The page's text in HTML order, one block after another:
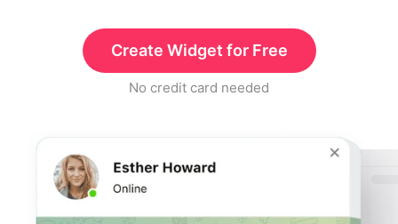
Create Widget for Free
No credit card needed